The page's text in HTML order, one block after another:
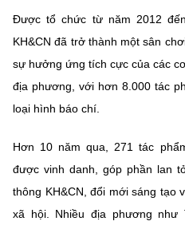
Vietnamese
Điều khoản sử dụng Theo dõi
Cơ quan chủ quản: Bộ Khoa học
Được tổ chức từ năm 2012
KH&CN đã trở thành một sân
sự hưởng ứng tích cực của các
địa phương, với hơn 8.000 tác
loại hình báo chí.
Hơn 10 năm qua, 271 tác
được vinh danh, góp phần lan
thông KH&CN, đổi mới sáng tạo
xã hội. Nhiều địa phương như